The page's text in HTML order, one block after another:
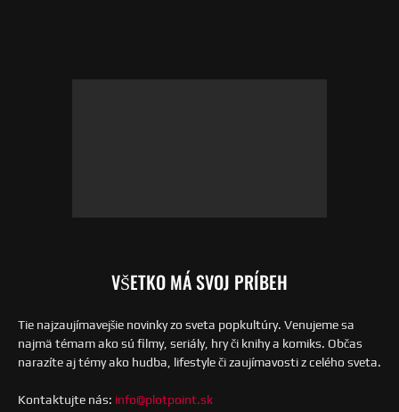
VŠETKO MÁ SVOJ PRÍBEH
Tie najzaujímavejšie novinky zo sveta popkultúry. Venujeme sa
najmä témam ako sú filmy, seriály, hry či knihy a komiks. Občas
narazíte aj témy ako hudba, lifestyle či zaujímavosti z celého sveta.
Kontaktujte nás: info@plotpoint.sk